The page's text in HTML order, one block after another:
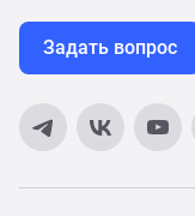
Задать вопрос